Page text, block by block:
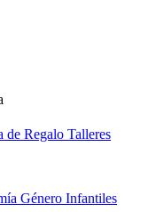
de Regalo Talleres
Género Infantiles